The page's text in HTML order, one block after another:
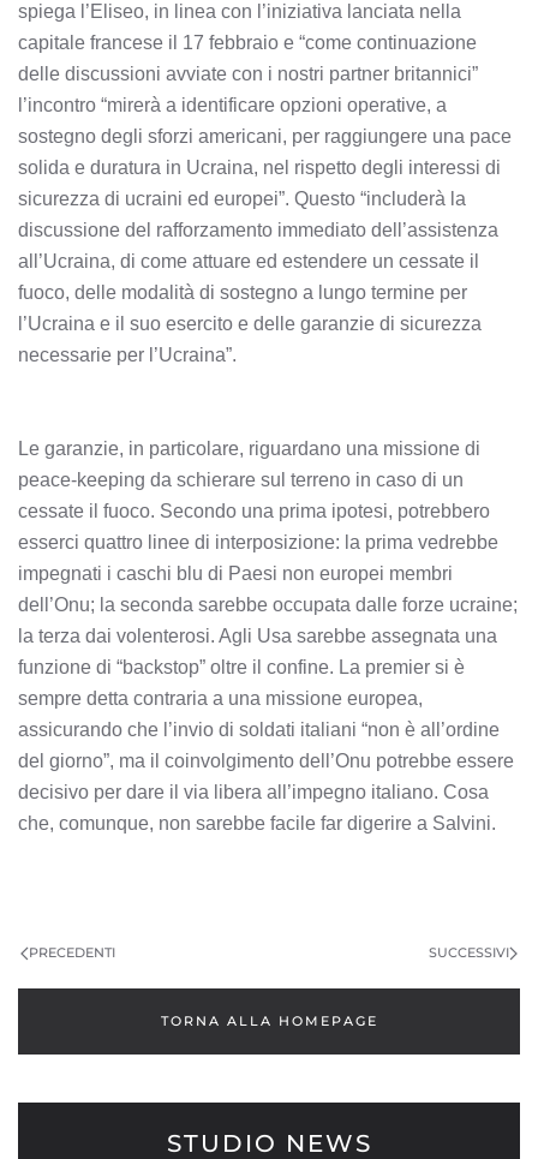
spiega l’Eliseo, in linea con l’iniziativa lanciata nella
capitale francese il 17 febbraio e “come continuazione
delle discussioni avviate con i nostri partner britannici”
l’incontro “mirerà a identificare opzioni operative, a
sostegno degli sforzi americani, per raggiungere una pace
solida e duratura in Ucraina, nel rispetto degli interessi di
sicurezza di ucraini ed europei”. Questo “includerà la
discussione del rafforzamento immediato dell’assistenza
all’Ucraina, di come attuare ed estendere un cessate il
fuoco, delle modalità di sostegno a lungo termine per
l’Ucraina e il suo esercito e delle garanzie di sicurezza
necessarie per l’Ucraina”.
Le garanzie, in particolare, riguardano una missione di
peace-keeping da schierare sul terreno in caso di un
cessate il fuoco. Secondo una prima ipotesi, potrebbero
esserci quattro linee di interposizione: la prima vedrebbe
impegnati i caschi blu di Paesi non europei membri
dell’Onu; la seconda sarebbe occupata dalle forze ucraine;
la terza dai volenterosi. Agli Usa sarebbe assegnata una
funzione di “backstop” oltre il confine. La premier si è
sempre detta contraria a una missione europea,
assicurando che l’invio di soldati italiani “non è all’ordine
del giorno”, ma il coinvolgimento dell’Onu potrebbe essere
decisivo per dare il via libera all’impegno italiano. Cosa
che, comunque, non sarebbe facile far digerire a Salvini.
PRECEDENTI SUCCESSIVI
TORNA ALLA HOMEPAGE
STUDIO NEWS